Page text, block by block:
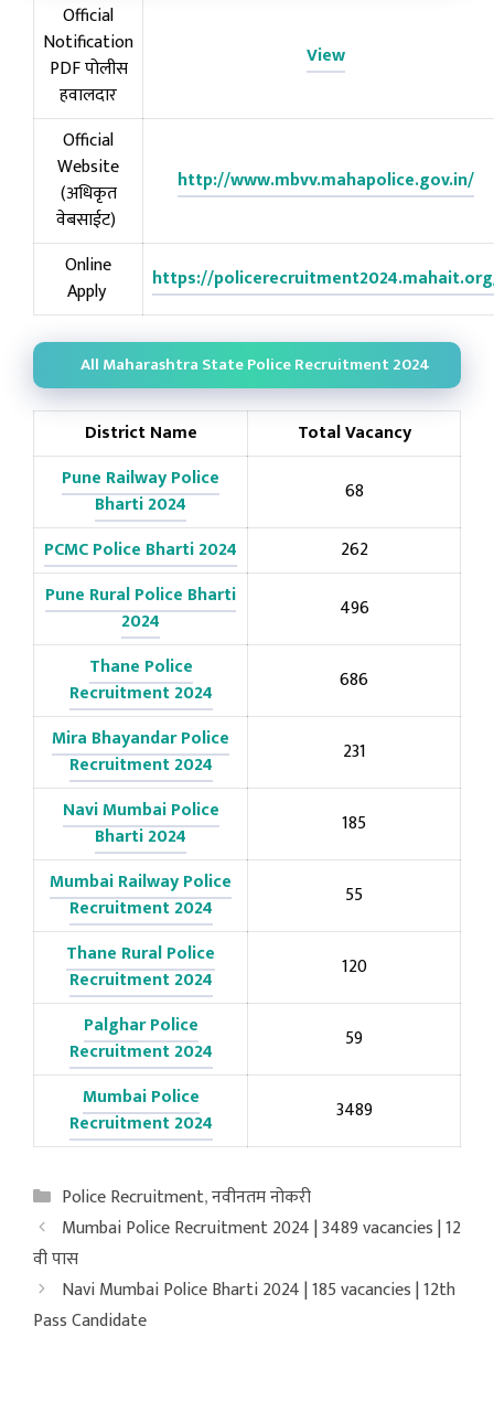
Official
Notification
PDF पोलीस
हवालदार
View
Official
Website
(अधिकृत
वेबसाईट)
http://www.mbvv.mahapolice.gov.in/
Online
Apply
https://
All Maharashtra State Police Recruitment 2024
District Name
Total Vacancy
Pune Railway Police
Bharti 2024
68
PCMC Police Bharti 2024
262
Pune Rural Police Bharti
2024
496
Thane Police
Recruitment 2024
686
Mira Bhayandar Police
Recruitment 2024
231
Navi Mumbai Police
Bharti 2024
185
Mumbai Railway Police
Recruitment 2024
55
Thane Rural Police
Recruitment 2024
120
Palghar Police
Recruitment 2024
59
Mumbai Police
Recruitment 2024
3489
Categories
Police Recruitment,नवीनतम नोकरी
Mumbai Police Recruitment 2024 | 3489 vacancies | 12
वी पास
Navi Mumbai Police Bharti 2024 | 185 vacancies | 12th
Pass Candidate